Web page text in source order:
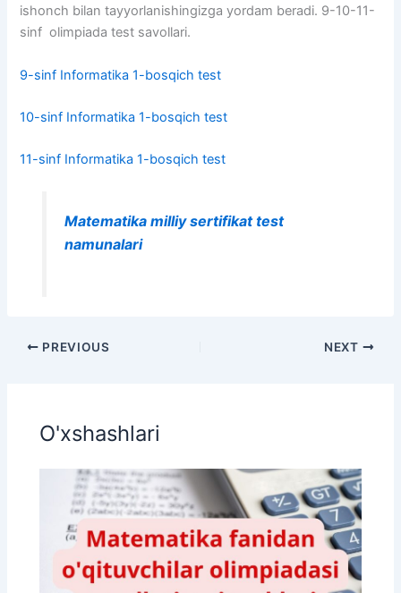
ishonch bilan tayyorlanishingizga yordam beradi. 9-10-11-
sinf olimpiada test savollari.
9-sinf Informatika 1-bosqich test
10-sinf Informatika 1-bosqich test
11-sinf Informatika 1-bosqich test
Matematika milliy sertifikat test
namunalari
PREVIOUS NEXT
O'xshashlari